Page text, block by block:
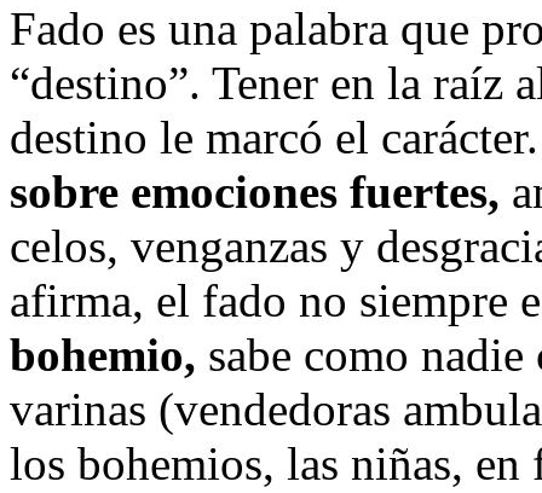
Fado es una palabra que
“destino”. Tener en la raíz
destino le marcó el
sobre emociones fuertes,
celos, venganzas y
afirma, el fado no siempre
bohemio, sabe como
varinas (vendedoras
los bohemios, las niñas,